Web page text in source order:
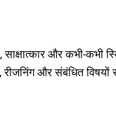
साक्षात्कार और कभी-
रीजनिंग और संबंधित